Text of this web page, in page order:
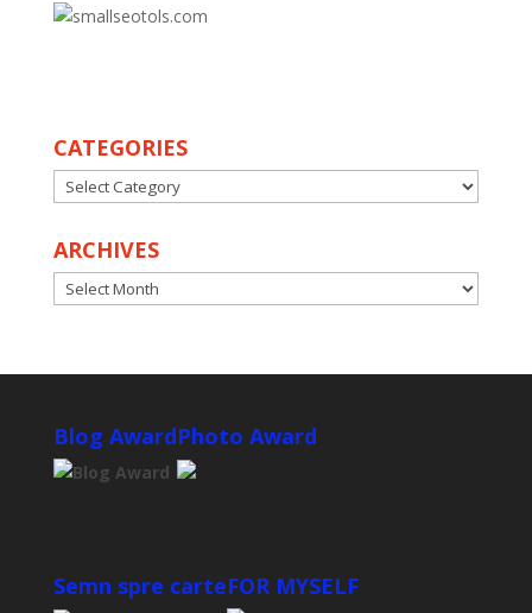
CATEGORIES
CATEGORIES
ARCHIVES
ARCHIVES
Blog AwardPhoto Award
Semn spre carteFOR MYSELF